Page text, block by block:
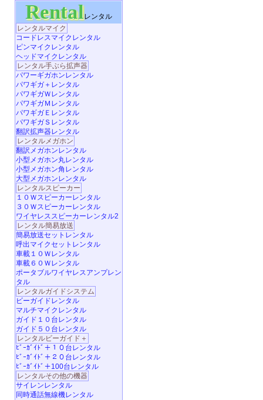
Rentalレンタル
レンタルマイク
コードレスマイクレンタル
ピンマイクレンタル
ヘッドマイクレンタル
レンタル手ぶら拡声器
パワーギガホンレンタル
パワギガ＋レンタル
パワギガＷレンタル
パワギガＭレンタル
パワギガＥレンタル
パワギガＳレンタル
翻訳拡声器レンタル
レンタルメガホン
翻訳メガホンレンタル
小型メガホン丸レンタル
小型メガホン角レンタル
大型メガホンレンタル
レンタルスピーカー
１０Ｗスピーカーレンタル
３０Ｗスピーカーレンタル
ワイヤレススピーカーレンタル2
レンタル簡易放送
簡易放送セットレンタル
呼出マイクセットレンタル
車載１０Ｗレンタル
車載６０Ｗレンタル
ポータブルワイヤレスアンプレン
タル
レンタルガイドシステム
ビーガイドレンタル
マルチマイクレンタル
ガイド１０台レンタル
ガイド５０台レンタル
レンタルビーガイド＋
ﾋﾞｰｶﾞｲﾄﾞ＋１０台レンタル
ﾋﾞｰｶﾞｲﾄﾞ＋２０台レンタル
ﾋﾞｰｶﾞｲﾄﾞ＋100台レンタル
レンタルその他の機器
サイレンレンタル
同時通話無線機レンタル